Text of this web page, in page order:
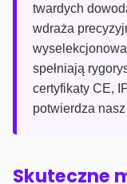
twardych
wdraża
spełniają
certyfikaty CE,
potwierdza
Skuteczne